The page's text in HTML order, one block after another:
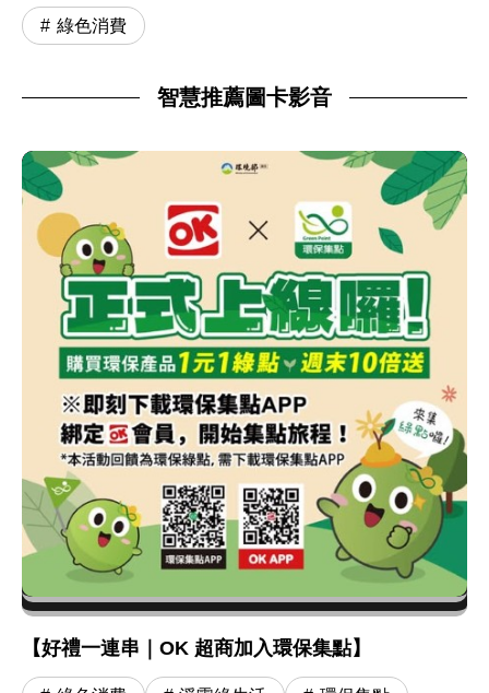
綠色消費
智慧推薦圖卡影音
【好禮一連串｜OK 超商加入環保集點】